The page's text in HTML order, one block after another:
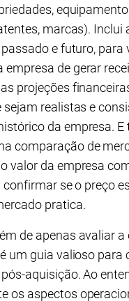
marcas). Inclui
e futuro, para
empresa de gerar
projeções
sejam realistas e
da empresa.
comparação de
valor da empresa
se o preço
pratica.
de apenas avaliar a
um guia valioso para
aquisição. Ao
os aspectos